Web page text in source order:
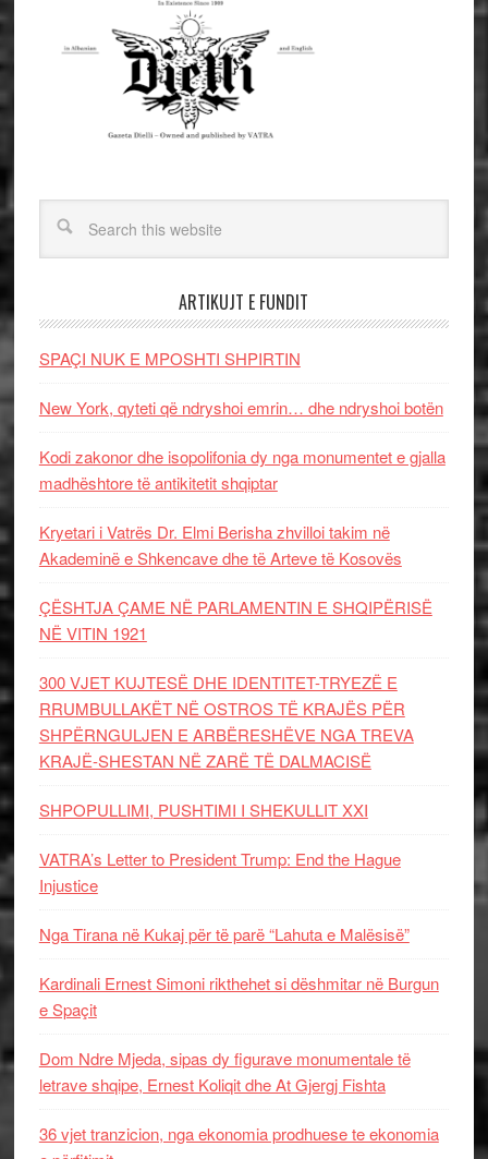
ARTIKUJT E FUNDIT
SPAÇI NUK E MPOSHTI SHPIRTIN
New York, qyteti që ndryshoi emrin… dhe ndryshoi botën
Kodi zakonor dhe isopolifonia dy nga monumentet e gjalla
madhështore të antikitetit shqiptar
Kryetari i Vatrës Dr. Elmi Berisha zhvilloi takim në
Akademinë e Shkencave dhe të Arteve të Kosovës
ÇËSHTJA ÇAME NË PARLAMENTIN E SHQIPËRISË
NË VITIN 1921
300 VJET KUJTESË DHE IDENTITET-TRYEZË E
RRUMBULLAKËT NË OSTROS TË KRAJËS PËR
SHPËRNGULJEN E ARBËRESHËVE NGA TREVA
KRAJË-SHESTAN NË ZARË TË DALMACISË
SHPOPULLIMI, PUSHTIMI I SHEKULLIT XXI
VATRA’s Letter to President Trump: End the Hague
Injustice
Nga Tirana në Kukaj për të parë “Lahuta e Malësisë”
Kardinali Ernest Simoni rikthehet si dëshmitar në Burgun
e Spaçit
Dom Ndre Mjeda, sipas dy figurave monumentale të
letrave shqipe, Ernest Koliqit dhe At Gjergj Fishta
36 vjet tranzicion, nga ekonomia prodhuese te ekonomia